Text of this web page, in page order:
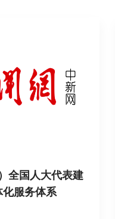
全国人大代表建
服务体系